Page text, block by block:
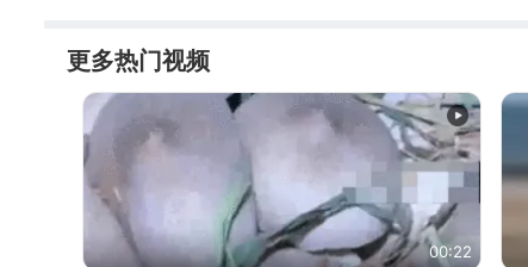
更多热门视频
00:22